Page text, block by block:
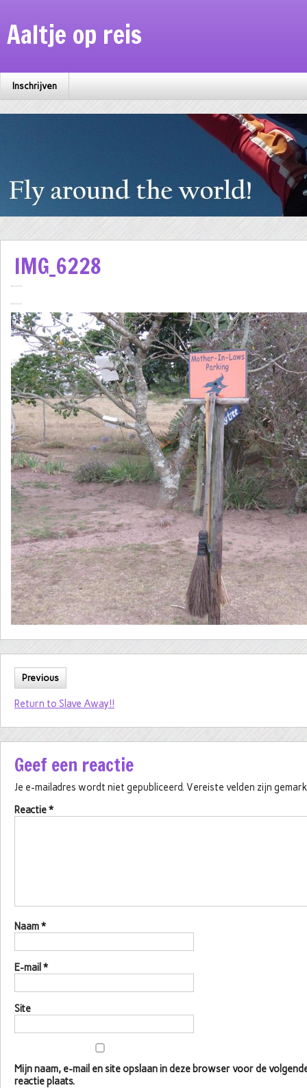
Aaltje op reis
Inschrijven
IMG_6228
Previous
Return to Slave Away!!
Geef een reactie
Je e-mailadres wordt niet gepubliceerd. Vereiste velden zijn
Reactie*
Naam*
E-mail *
Site
Mijn naam, e-mail en site opslaan in deze browser voor de
reactie plaats.